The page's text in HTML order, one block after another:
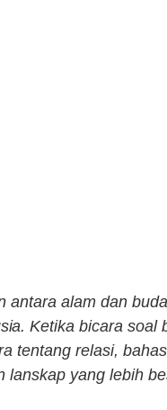
antara alam dan
Ketika bicara soal
tentang relasi,
lanskap yang lebih